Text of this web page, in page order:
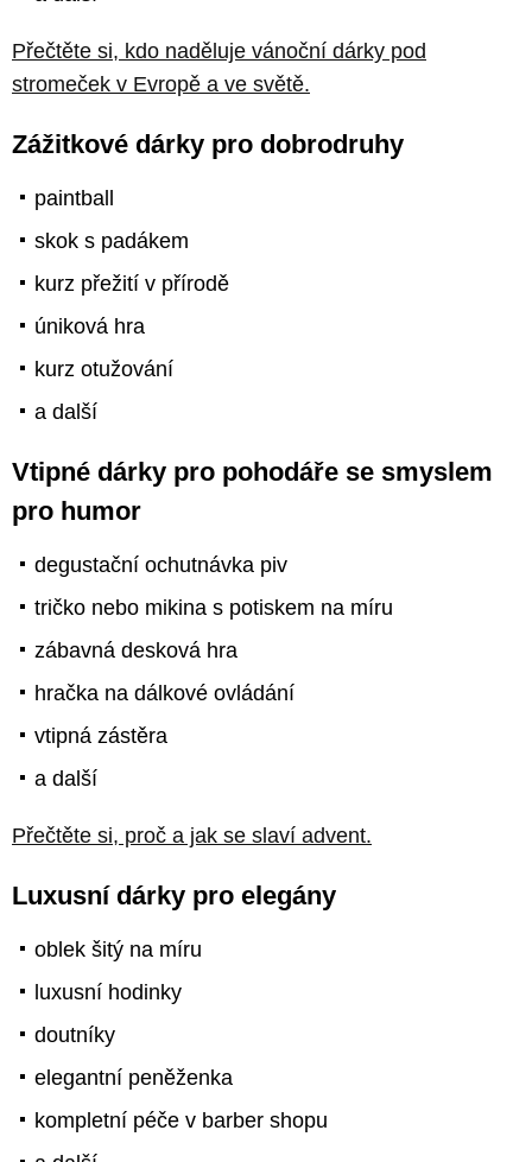
Přečtěte si, kdo naděluje vánoční dárky pod
stromeček v Evropě a ve světě.
Zážitkové dárky pro dobrodruhy
paintball
skok s padákem
kurz přežití v přírodě
úniková hra
kurz otužování
a další
Vtipné dárky pro pohodáře se smyslem
pro humor
degustační ochutnávka piv
tričko nebo mikina s potiskem na míru
zábavná desková hra
hračka na dálkové ovládání
vtipná zástěra
a další
Přečtěte si, proč a jak se slaví advent.
Luxusní dárky pro elegány
oblek šitý na míru
luxusní hodinky
doutníky
elegantní peněženka
kompletní péče v barber shopu